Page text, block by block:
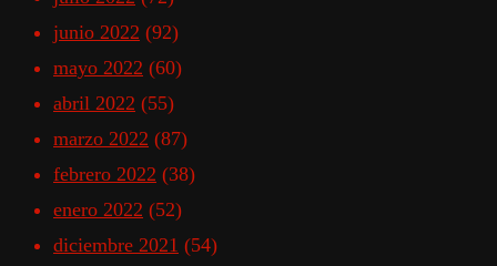
junio 2022 (92)
mayo 2022 (60)
abril 2022 (55)
marzo 2022 (87)
febrero 2022 (38)
enero 2022 (52)
diciembre 2021 (54)